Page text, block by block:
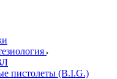
пистолеты (B.I.G.)